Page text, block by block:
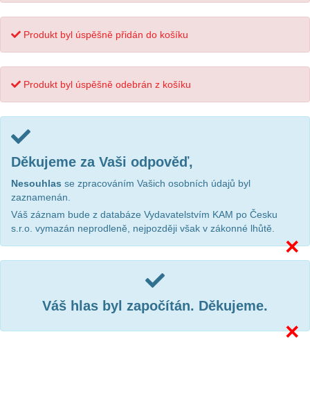
Produkt byl úspěšně přidán do košíku
Produkt byl úspěšně odebrán z košíku
Děkujeme za Vaši odpověď,
Nesouhlas se zpracováním Vašich osobních údajů byl
zaznamenán.
Váš záznam bude z databáze Vydavatelstvím KAM po Česku
s.r.o. vymazán neprodleně, nejpozději však v zákonné lhůtě.
×
Váš hlas byl započítán. Děkujeme.
×